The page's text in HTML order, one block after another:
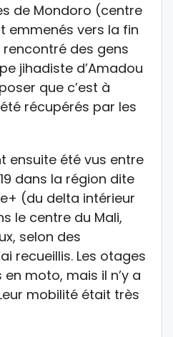
de Mondoro (centre
emmenés vers la fin
rencontré des gens
jihadiste d’Amadou
que c’est à
récupérés par les
ensuite été vus entre
dans la région dite
(du delta intérieur
le centre du Mali,
selon des
recueillis. Les otages
moto, mais il n’y a
mobilité était très